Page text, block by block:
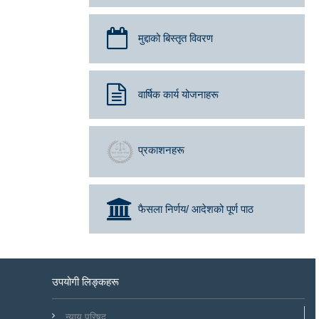
मुद्दाको बिस्तृत विवरण
वार्षिक कार्य योजनाहरू
प्रकाशनहरू
फैसला निर्णय/ आदेशको पूर्ण पाठ
उपयोगी लिङ्कहरू
न्याय परिषद्